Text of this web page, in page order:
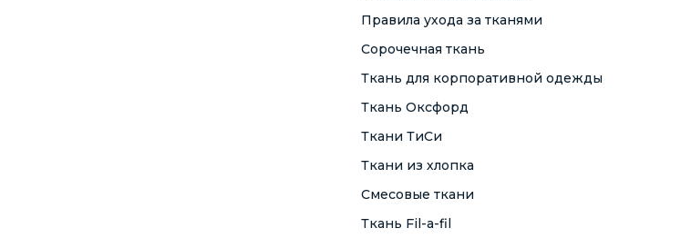
Правила ухода за тканями
Сорочечная ткань
Ткань для корпоративной одежды
Ткань Оксфорд
Ткани ТиСи
Ткани из хлопка
Смесовые ткани
Ткань Fil-a-fil